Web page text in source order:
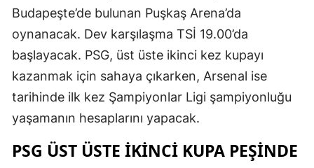
Budapeşte’de bulunan Puşkaş Arena’da
oynanacak. Dev karşılaşma TSİ 19.00’da
başlayacak. PSG, üst üste ikinci kez kupayı
kazanmak için sahaya çıkarken, Arsenal ise
tarihinde ilk kez Şampiyonlar Ligi şampiyonluğu
yaşamanın hesaplarını yapacak.
PSG ÜST ÜSTE IKINCI KUPA PEŞINDE